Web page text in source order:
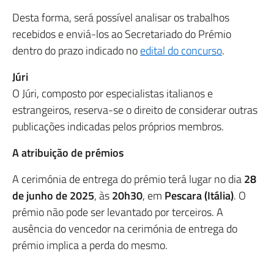
Desta forma, será possível analisar os trabalhos
recebidos e enviá-los ao Secretariado do Prémio
dentro do prazo indicado noedital do concurso.
Júri
O Júri, composto por especialistas italianos e
estrangeiros, reserva-se o direito de considerar outras
publicações indicadas pelos próprios membros.
A atribuição de prémios
A cerimónia de entrega do prémio terá lugar no dia28
de junho de 2025, às20h30, em Pescara (Itália). O
prémio não pode ser levantado por terceiros. A
ausência do vencedor na cerimónia de entrega do
prémio implica a perda do mesmo.